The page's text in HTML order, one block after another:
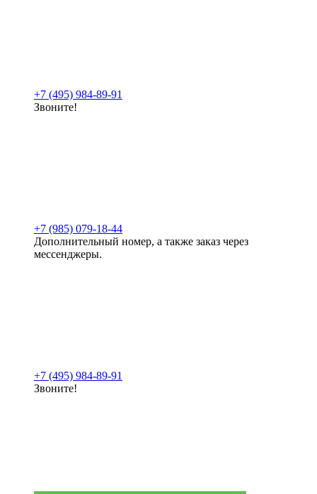
+7 (495) 984-89-91
Звоните!
+7 (985) 079-18-44
Дополнительный номер, а также заказ через
мессенджеры.
+7 (495) 984-89-91
Звоните!